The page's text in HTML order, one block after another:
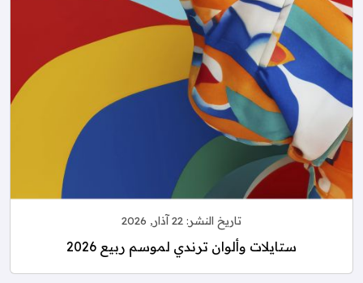
تاريخ النشر: 22 آذار, 2026
ستايلات وألوان ترندي لموسم ربيع 2026